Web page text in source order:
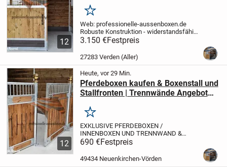
12
Merken
Web: professionelle-aussenboxen.de
Robuste Konstruktion - widerstandsfähig
gegen hohe Schnee und Windlasten
Individuelle Projekte nach Maß -
Entdecken Sie noch heute unser Angebot!
3.150 €Festpreis
27283 Verden (Aller)
12
Heute, vor 29 Min.
Pferdeboxen kaufen & Boxenstall und
Stallfronten | Trennwände Angebot
Merken
EXKLUSIVE PFERDEBOXEN /
INNENBOXEN UND TRENNWAND &
BOXENSTALL, BOXENFRONT,
INNENSTALL
aussenboxen.de (Frontmodell LONDON |
690 €Festpreis
49434 Neuenkirchen-Vörden